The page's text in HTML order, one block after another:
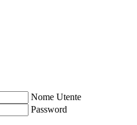
Nome Utente
Password